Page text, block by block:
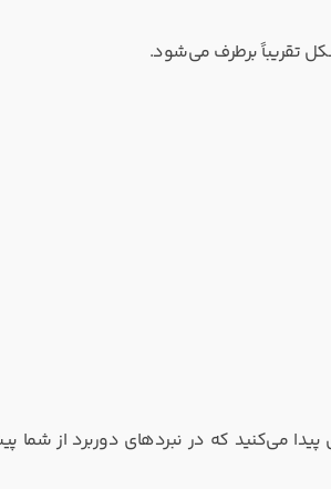
تقریباً برطرف می‌شود.
می‌کنید که در نبردهای دوربرد از شما